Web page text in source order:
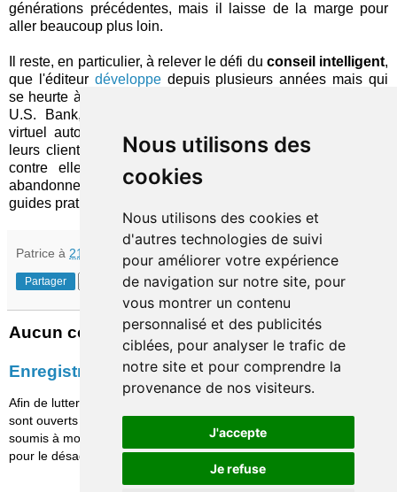
Nous utilisons des
cookies
Nous utilisons des cookies et
d'autres technologies de suivi
pour améliorer votre expérience
de navigation sur notre site, pour
vous montrer un contenu
personnalisé et des publicités
ciblées, pour analyser le trafic de
notre site et pour comprendre la
provenance de nos visiteurs.
J'accepte
Je refuse
générations précédentes, mais il laisse de la marge pour
aller beaucoup plus loin.
Il reste, en particulier, à relever le défi du conseil intelligent,
que l'éditeur développedepuis plusieurs années mais qui
se heurte à la résistance de la plupart des institutions (sauf
U.S. Bank, donc), réticentes à permettre à un assistant
virtuel autonome de prendre le contrôle des comptes de
leurs clients, par crainte de voir ces derniers se retourner
contre elles à la moindre anicroche, et préférant les
abandonner à eux-même avec, tout au plus, quelques
guides pratiques aux contenus abstraits et peu percutants.
Patrice à 21:30
Partager
Aucun commentaire:
Enregistrer un commentaire
Afin de lutter contre le spam, les commentaires ne
sont ouverts qu'aux personnes identifiées et sont
soumis à modération (je suis sincèrement désolé
pour le désagrément causé…)